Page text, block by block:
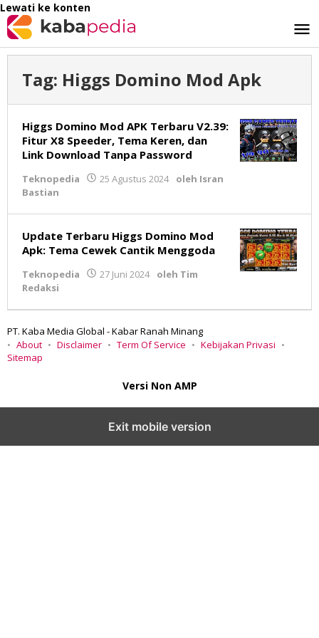
Lewati ke konten
Tag: Higgs Domino Mod Apk
Higgs Domino Mod APK Terbaru V2.39:
Fitur X8 Speeder, Tema Keren, dan
Link Download Tanpa Password
Teknopedia 25 Agustus 2024 oleh Isran
Bastian
Update Terbaru Higgs Domino Mod
Apk: Tema Cewek Cantik Menggoda
Teknopedia 27 Juni 2024 oleh Tim
Redaksi
PT. Kaba Media Global - Kabar Ranah Minang
About
Disclaimer Term Of Service
Kebijakan Privasi
Sitemap
Versi Non AMP
Exit mobile version